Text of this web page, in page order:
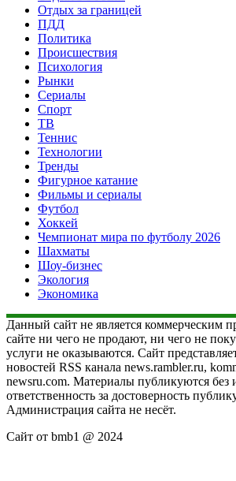
Отдых за границей
ПДД
Политика
Происшествия
Психология
Рынки
Сериалы
Спорт
ТВ
Теннис
Технологии
Тренды
Фигурное катание
Фильмы и сериалы
Футбол
Хоккей
Чемпионат мира по футболу 2026
Шахматы
Шоу-бизнес
Экология
Экономика
Данный сайт не является коммерческим
сайте ни чего не продают, ни чего не
услуги не оказываются. Сайт
новостей RSS канала news.rambler.ru,
newsru.com. Материалы публикуются без
ответственность за достоверность
Администрация сайта не несёт.
Сайт от bmb1 @ 2024